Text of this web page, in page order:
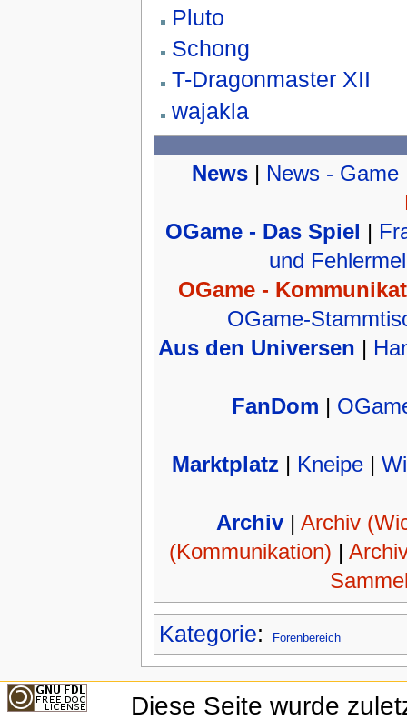
Pluto
Schong
T-Dragonmaster XII
wajakla
News | News - Game
OGame - Das Spiel |
und
OGame -
OGame-
Aus den Universen |
FanDom |
Marktplatz | Kneipe |
Archiv| Archiv
(Kommunikation) |
Kategorie: Forenbereich
Diese Seite wurde